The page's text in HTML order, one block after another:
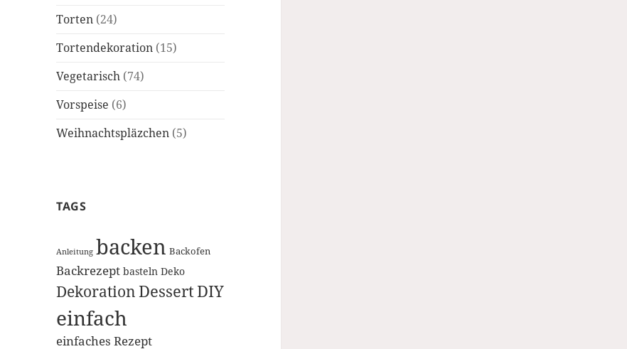
Torten (24)
Tortendekoration (15)
Vegetarisch (74)
Vorspeise (6)
Weihnachtspläzchen (5)
TAGS
Anleitung backen Backofen
Backrezept basteln Deko
DekorationDessertDIY
einfach
einfaches Rezept